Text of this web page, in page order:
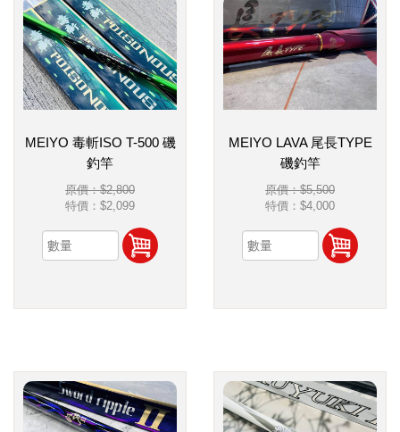
MEIYO 毒斬ISO T-500 磯
釣竿
原價：$2,800
特價： $2,099
MEIYO LAVA 尾長TYPE
磯釣竿
原價：$5,500
特價： $4,000